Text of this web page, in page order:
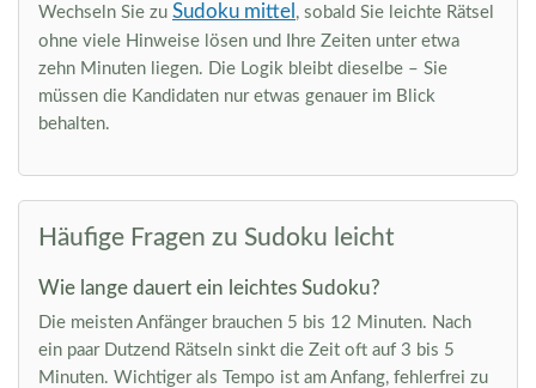
Wechseln Sie zu Sudoku mittel , sobald Sie leichte Rätsel
ohne viele Hinweise lösen und Ihre Zeiten unter etwa
zehn Minuten liegen. Die Logik bleibt dieselbe – Sie
müssen die Kandidaten nur etwas genauer im Blick
behalten.
Häufige Fragen zu Sudoku leicht
Wie lange dauert ein leichtes Sudoku?
Die meisten Anfänger brauchen 5 bis 12 Minuten. Nach
ein paar Dutzend Rätseln sinkt die Zeit oft auf 3 bis 5
Minuten. Wichtiger als Tempo ist am Anfang, fehlerfrei zu